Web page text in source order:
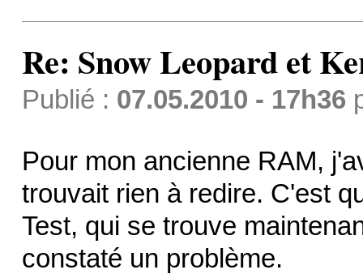
Re: Snow Leopard et
Publié : 07.05.2010 - 17h36
Pour mon ancienne RAM,
trouvait rien à redire. C'est
Test, qui se trouve
constaté un problème.